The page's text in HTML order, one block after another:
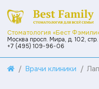
Стоматология «Бест
Москва просп. Мира, д. 102,
+7 (495) 109-96-06
Врачи клиники